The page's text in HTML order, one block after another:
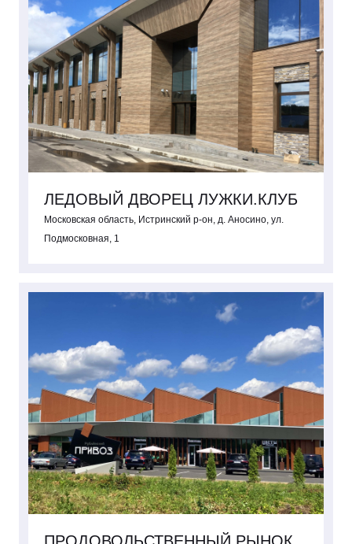
ЛЕДОВЫЙ ДВОРЕЦ ЛУЖКИ.КЛУБ
Московская область, Истринский р-он, д. Аносино, ул.
Подмосковная, 1